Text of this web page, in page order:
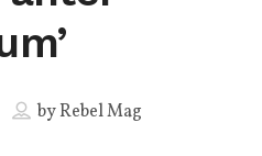
byRebel Mag